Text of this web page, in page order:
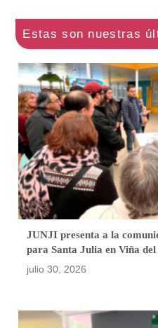
JUNJI presenta a la
para Santa Julia en Viña
julio 30, 2026